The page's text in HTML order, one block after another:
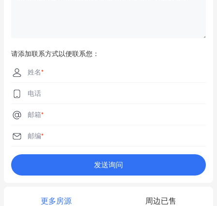
IGA X-press
Woolworths Metro
Woolworths
2.8km
请添加联系方式以便联系您：
姓名*
电话
邮箱*
邮编*
发送询问
更多房源 周边已售